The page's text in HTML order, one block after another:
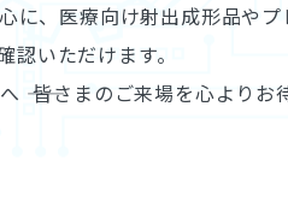
に、医療向け射出成形品や
いただけます。
―― 皆さまのご来場を心よりお